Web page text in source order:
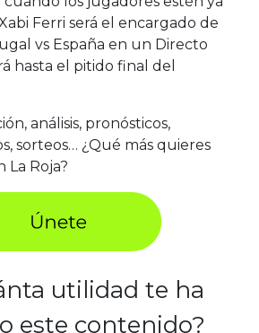
Ferri será el encargado de
vs España en un Directo
hasta el pitido final del
análisis, pronósticos,
sorteos… ¿Qué más quieres
La Roja?
utilidad te ha
este contenido?